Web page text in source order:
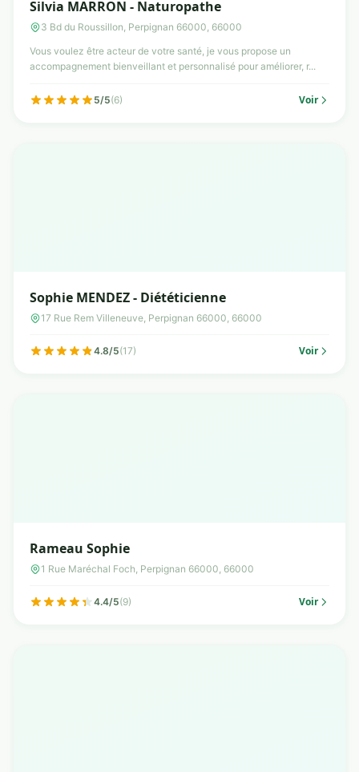
Silvia MARRON - Naturopathe
3 Bd du Roussillon, Perpignan 66000, 66000
Vous voulez être acteur de votre santé, je vous propose un
accompagnement bienveillant et personnalisé pour améliorer, r...
5/5(6) Voir
Sophie MENDEZ - Diététicienne
17 Rue Rem Villeneuve, Perpignan 66000, 66000
4.8/5(17) Voir
Rameau Sophie
1 Rue Maréchal Foch, Perpignan 66000, 66000
4.4/5(9) Voir